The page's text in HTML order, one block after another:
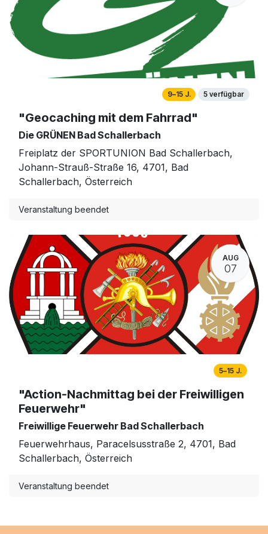
9–15 J. 5 verfügbar
"Geocaching mit dem Fahrrad"
Die GRÜNEN Bad Schallerbach
Freiplatz der SPORTUNION Bad Schallerbach,
Johann-Strauß-Straße 16, 4701, Bad
Schallerbach, Österreich
Veranstaltung beendet
AUG
07
5–15 J.
"Action-Nachmittag bei der Freiwilligen
Feuerwehr"
Freiwillige Feuerwehr Bad Schallerbach
Feuerwehrhaus, Paracelsusstraße 2, 4701, Bad
Schallerbach, Österreich
Veranstaltung beendet